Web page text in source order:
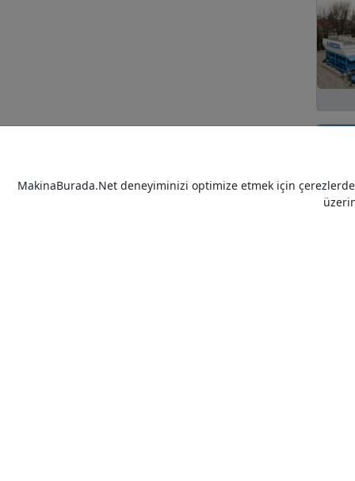
MakinaBurada.Net deneyiminizi optimize etmek için